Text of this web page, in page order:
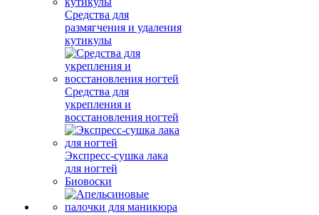
Средства для
размягчения и удаления
кутикулы
Средства для
укрепления и
восстановления ногтей
Экспресс-сушка лака
для ногтей
Биовоски